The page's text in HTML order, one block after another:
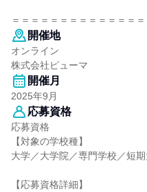
＝＝＝＝＝＝＝＝＝＝＝＝＝
開催地
オンライン
株式会社ピューマ
開催月
2025年9月
応募資格
応募資格
【対象の学校種】
大学／大学院／専門学校／短
【応募資格詳細】